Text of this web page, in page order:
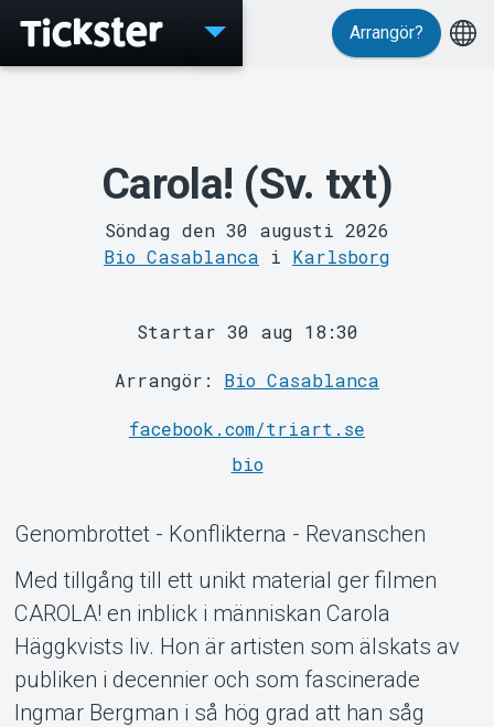
Om Tickster
Arrangör?
Carola! (Sv. txt)
Söndag den 30 augusti 2026
Bio Casablanca i Karlsborg
Startar 30 aug 18:30
Arrangör: Bio Casablanca
facebook.com/triart.se
bio
Genombrottet - Konflikterna - Revanschen
Med tillgång till ett unikt material ger filmen
CAROLA! en inblick i människan Carola
Häggkvists liv. Hon är artisten som älskats av
publiken i decennier och som fascinerade
Ingmar Bergman i så hög grad att han såg